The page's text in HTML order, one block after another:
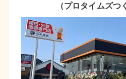
（プロタイムズつ